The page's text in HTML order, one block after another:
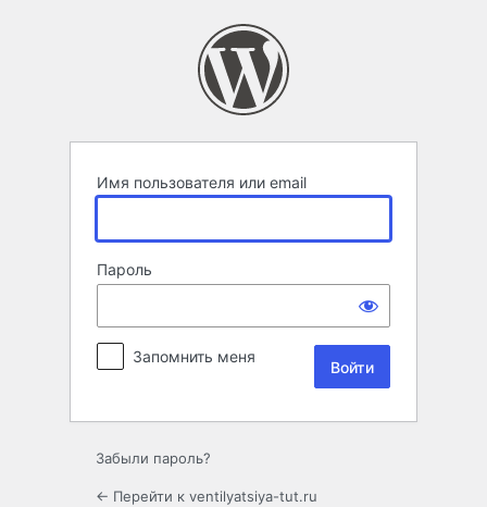
Имя пользователя или email
Пароль
Запомнить меня
Забыли пароль?
← Перейти к ventilyatsiya-tut.ru